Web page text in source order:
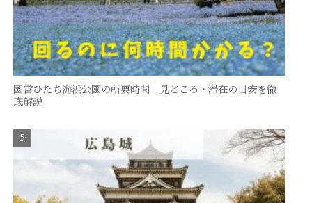
国営ひたち海浜公園の所要時間｜見どころ・滞在の目安を徹
底解説